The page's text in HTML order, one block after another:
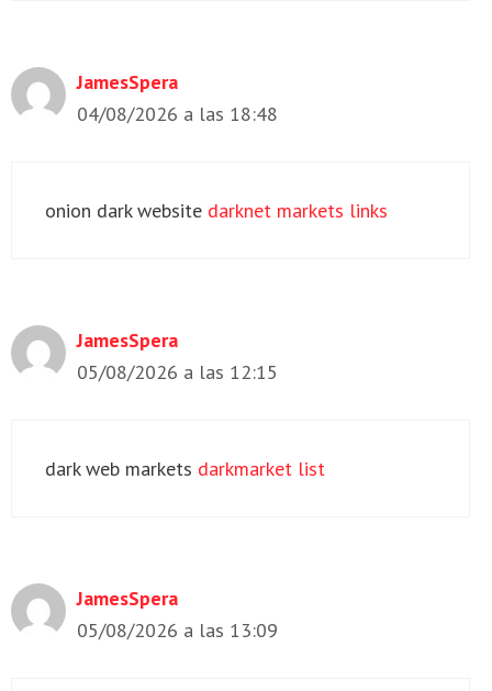
JamesSpera
04/08/2026 a las 18:48
onion dark website darknet markets links
JamesSpera
05/08/2026 a las 12:15
dark web markets darkmarket list
JamesSpera
05/08/2026 a las 13:09